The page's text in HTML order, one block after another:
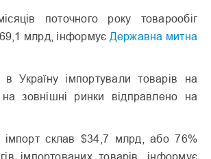
поточного року товарообіг
млрд, інформує Державна митна
Україну імпортували товарів на
зовнішні ринки відправлено на
імпорт склав $34,7 млрд, або 76%
імпортованих товарів, інформує